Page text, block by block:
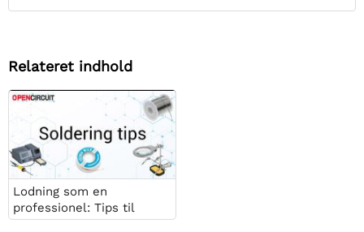
Relateret indhold
Lodning som en
professionel: Tips til
perfekte elektroniske